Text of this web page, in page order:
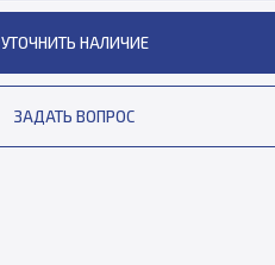
УТОЧНИТЬ НАЛИЧИЕ
ЗАДАТЬ ВОПРОС